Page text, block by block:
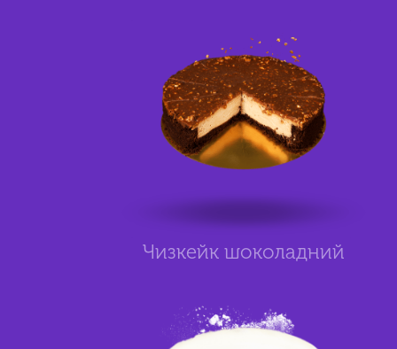
Чизкейк шоколадний